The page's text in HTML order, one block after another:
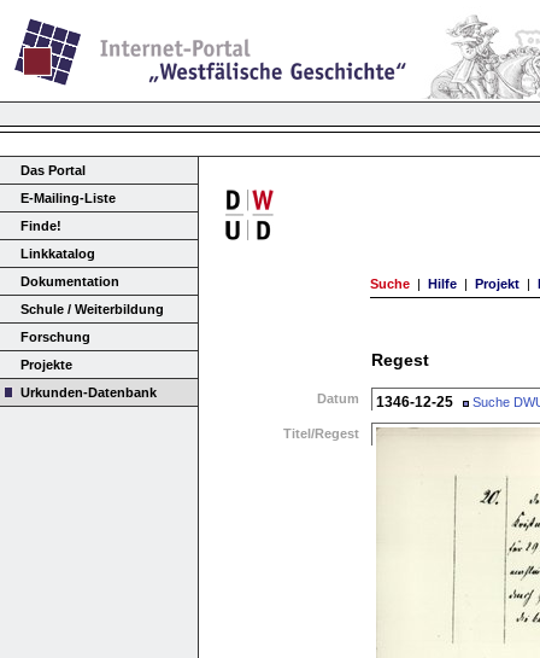
Das Portal
E-Mailing-Liste
Finde!
Linkkatalog
Dokumentation
Schule / Weiterbildung
Forschung
Projekte
Urkunden-Datenbank
Suche | Hilfe | Projekt |
Regest
Datum 1346-12-25 Suche
Titel/Regest